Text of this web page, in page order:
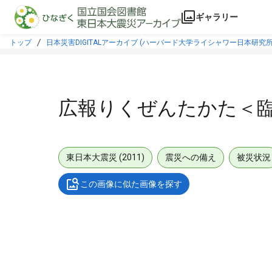
本文に飛ぶ
ギャラリー
トップ 日本災害DIGITALアーカイブ (ハーバード大学ライシャワー日本研究
広報りくぜんたかた＜
東日本大震災 (2011) 震災への備え 被災状況
この画像に似た画像を探す